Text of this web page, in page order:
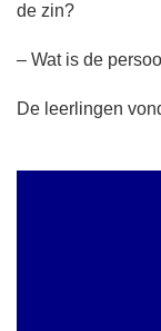
de zin?
– Wat is de
De leerlingen